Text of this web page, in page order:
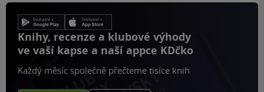
Knihy, recenze a klubové výhody
ve vaší kapse a naší appce KDčko
Každý měsíc společně přečteme tisíce knih